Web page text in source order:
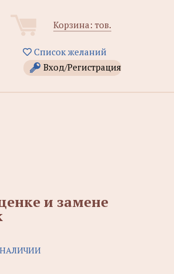
Корзина: тов.
Список желаний
Вход/Регистрация
и замене